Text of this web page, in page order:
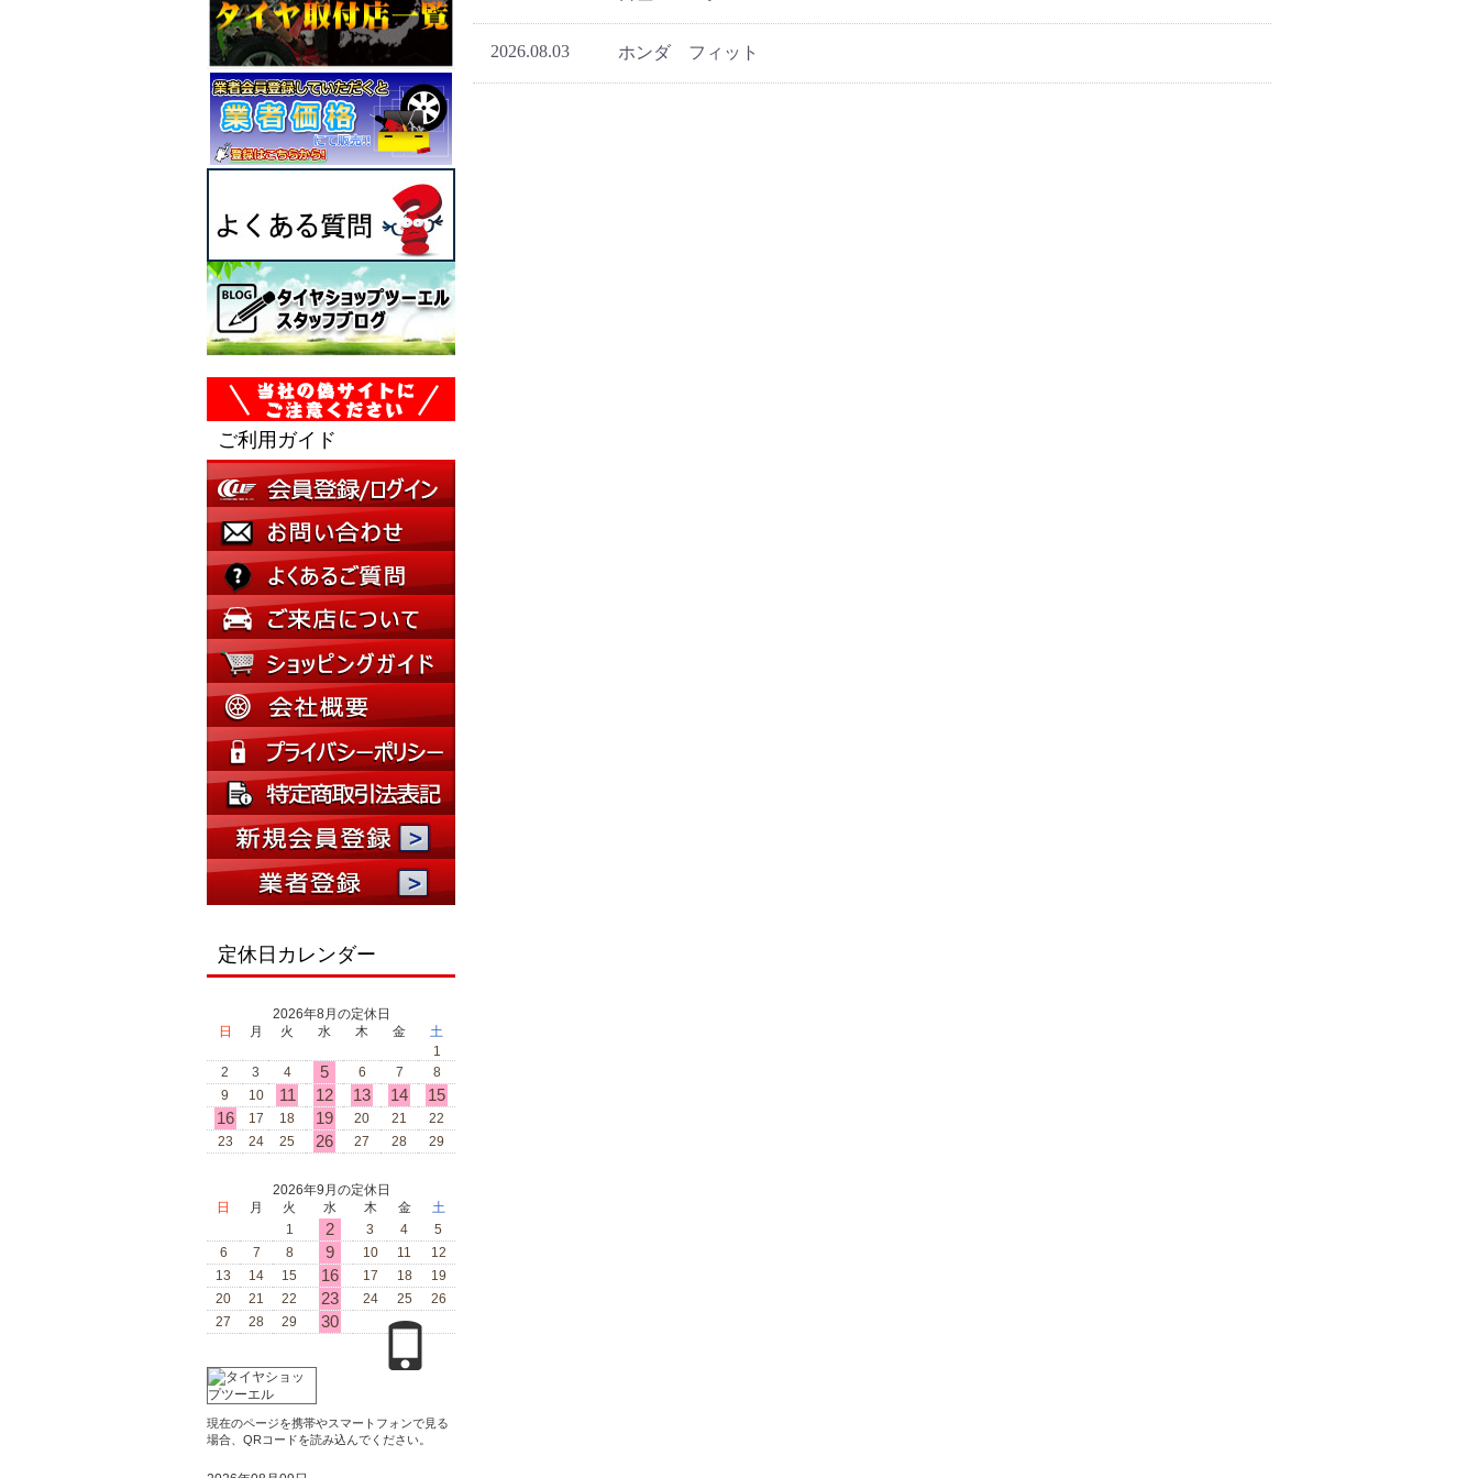
ご利用ガイド
定休日カレンダー
2026年8月の定休日
日
月 火 水 木 金
土
1
2
3 4 5 6 7
8
9
10 11 12 13 14
15
16
17 18 19 20 21
22
23
24 25 26 27 28 29
2026年9月の定休日
日
月 火 水 木 金
土
1
2 3 4
5
6
7 8 9 10 11
12
13
14 15 16 17 18
19
20
21 22 23 24 25
26
27
28 29 30
現在のページを携帯やスマートフォンで見る
場合、QRコードを読み込んでください。